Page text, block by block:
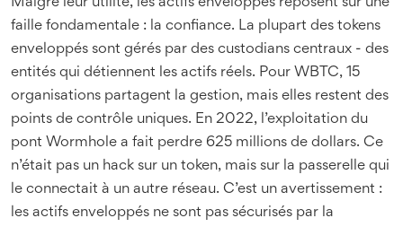
Malgré leur utilité, les actifs enveloppés reposent sur une
faille fondamentale : la confiance. La plupart des tokens
enveloppés sont gérés par des custodians centraux - des
entités qui détiennent les actifs réels. Pour WBTC, 15
organisations partagent la gestion, mais elles restent des
points de contrôle uniques. En 2022, l’exploitation du
pont Wormhole a fait perdre 625 millions de dollars. Ce
n’était pas un hack sur un token, mais sur la passerelle qui
le connectait à un autre réseau. C’est un avertissement :
les actifs enveloppés ne sont pas sécurisés par la